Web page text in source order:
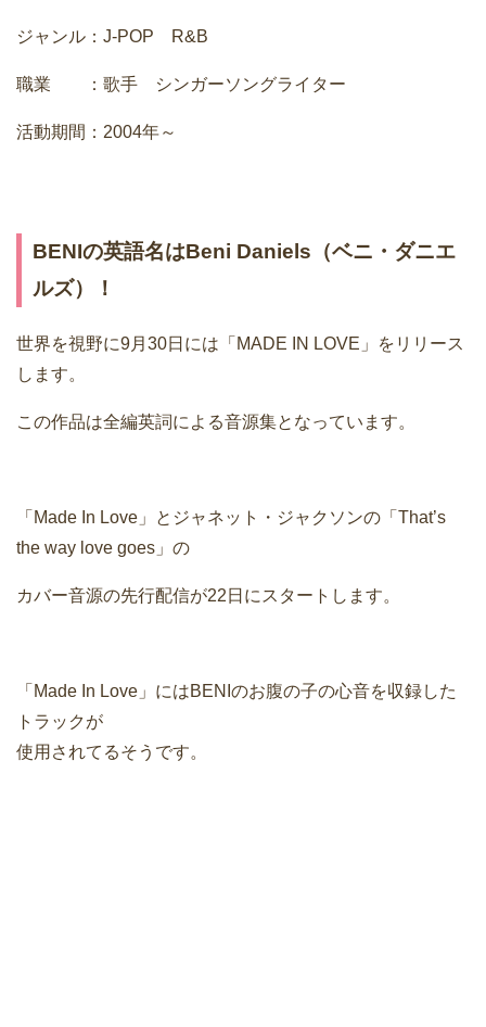
ジャンル：J-POP R&B
職業 ：歌手 シンガーソングライター
活動期間：2004年～
BENIの英語名はBeni Daniels（ベニ・ダニエ
ルズ）！
世界を視野に9月30日には「MADE IN LOVE」をリリース
します。
この作品は全編英詞による音源集となっています。
「Made In Love」とジャネット・ジャクソンの「That’s
the way love goes」の
カバー音源の先行配信が22日にスタートします。
「Made In Love」にはBENIのお腹の子の心音を収録した
トラックが
使用されてるそうです。